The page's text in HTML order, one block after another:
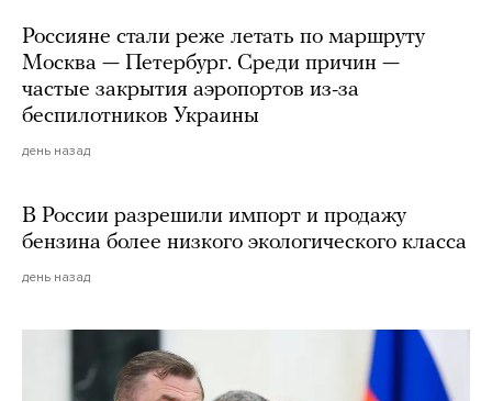
Россияне стали реже летать по маршруту
Москва — Петербург. Среди причин —
частые закрытия аэропортов из-за
беспилотников Украины
день назад
В России разрешили импорт и продажу
бензина более низкого экологического класса
день назад